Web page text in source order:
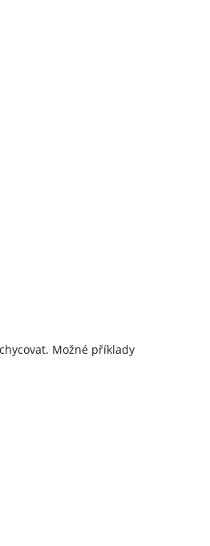
Možné příklady